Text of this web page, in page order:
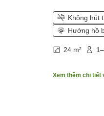
Không hút
Hướng hồ
24 m²
Xem thêm chi tiết